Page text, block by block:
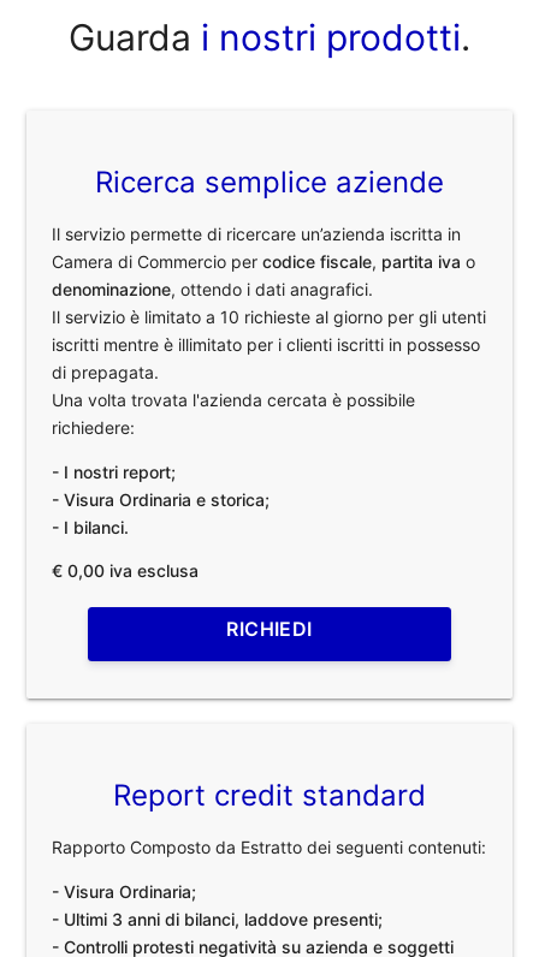
Guarda i nostri prodotti.
Ricerca semplice aziende
Il servizio permette di ricercare un’azienda iscritta in
Camera di Commercio percodice fiscale, partita iva o
denominazione, ottendo i dati anagrafici.
Il servizio è limitato a 10 richieste al giorno per gli utenti
iscritti mentre è illimitato per i clienti iscritti in possesso
di prepagata.
Una volta trovata l'azienda cercata è possibile
richiedere:
- I nostri report;
- Visura Ordinaria e storica;
- I bilanci.
€ 0,00 iva esclusa
RICHIEDI
Report credit standard
Rapporto Composto da Estratto dei seguenti contenuti:
- Visura Ordinaria;
- Ultimi 3 anni di bilanci, laddove presenti;
- Controlli protesti negatività su azienda e soggetti